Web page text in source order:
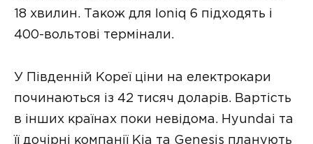
18 хвилин. Також для Ioniq 6 підходять і
400-вольтові термінали.
У Південній Кореї ціни на електрокари
починаються із 42 тисяч доларів. Вартість
в інших країнах поки невідома. Hyundai та
її дочірні компанії Kia та Genesis планують